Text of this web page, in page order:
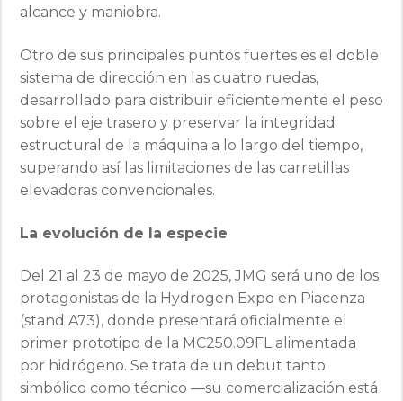
alcance y maniobra.
Otro de sus principales puntos fuertes es el doble
sistema de dirección en las cuatro ruedas,
desarrollado para distribuir eficientemente el peso
sobre el eje trasero y preservar la integridad
estructural de la máquina a lo largo del tiempo,
superando así las limitaciones de las carretillas
elevadoras convencionales.
La evolución de la especie
Del 21 al 23 de mayo de 2025, JMG será uno de los
protagonistas de la Hydrogen Expo en Piacenza
(stand A73), donde presentará oficialmente el
primer prototipo de la MC250.09FL alimentada
por hidrógeno. Se trata de un debut tanto
simbólico como técnico —su comercialización está